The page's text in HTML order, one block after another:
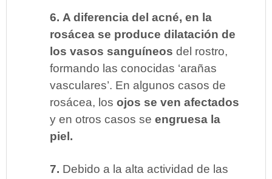
6. A diferencia del acné, en la
rosácea se produce dilatación de
los vasos sanguíneos del rostro,
formando las conocidas ‘arañas
vasculares’. En algunos casos de
rosácea, losojos se ven afectados
y en otros casos seengruesa la
piel.
7. Debido a la alta actividad de las